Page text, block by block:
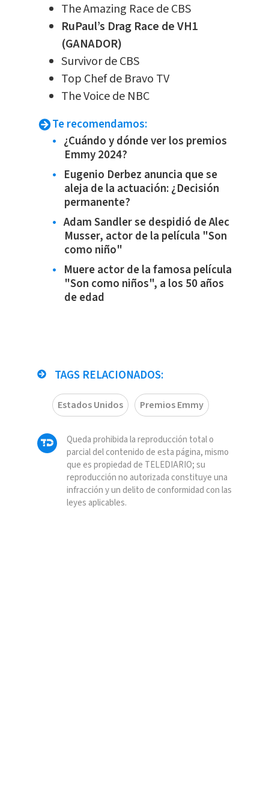
The Amazing Race de CBS
RuPaul’s Drag Race de VH1
(GANADOR)
Survivor de CBS
Top Chef de Bravo TV
The Voice de NBC
Te recomendamos:
¿Cuándo y dónde ver los premios
Emmy 2024?
Eugenio Derbez anuncia que se
aleja de la actuación: ¿Decisión
permanente?
Adam Sandler se despidió de Alec
Musser, actor de la película "Son
como niño"
Muere actor de la famosa película
"Son como niños", a los 50 años
de edad
TAGS RELACIONADOS:
Estados Unidos Premios Emmy
Queda prohibida la reproducción total o
parcial del contenido de esta página, mismo
que es propiedad de TELEDIARIO; su
reproducción no autorizada constituye una
infracción y un delito de conformidad con las
leyes aplicables.